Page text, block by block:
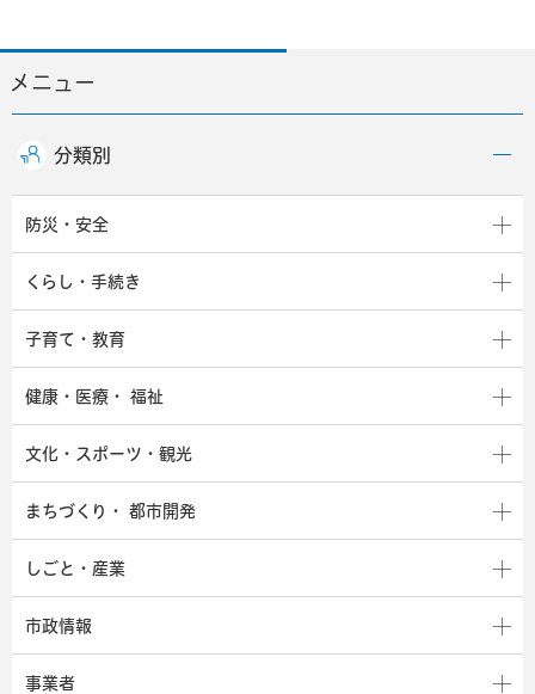
メニュー
分類別
防災・安全
くらし・手続き
子育て・教育
健康・医療・ 福祉
文化・スポーツ・観光
まちづくり・ 都市開発
しごと・産業
市政情報
事業者